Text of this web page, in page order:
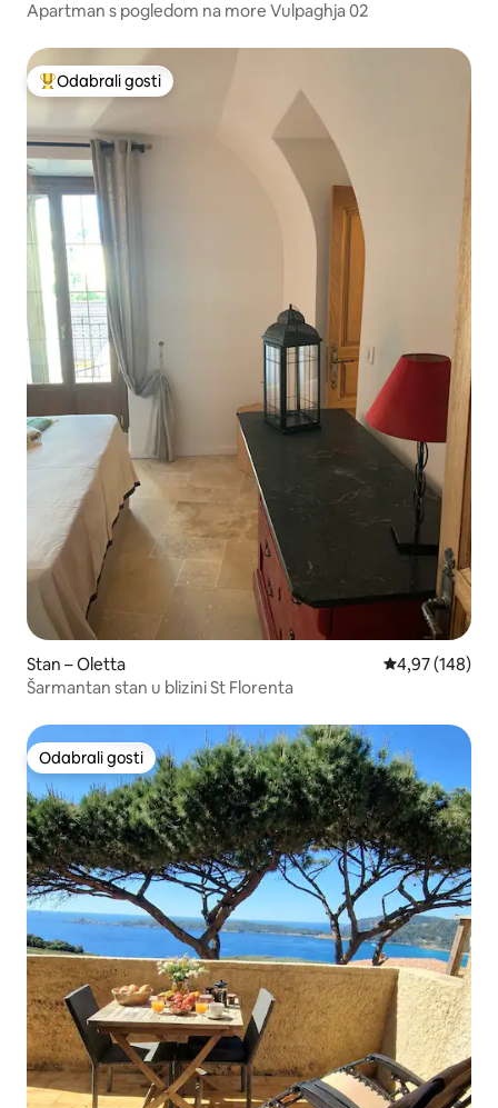
Apartman s pogledom na more Vulpaghja 02
Među najviše rangiranima s oznakom „Odabrali gosti”
Odabrali gosti
Stan – Oletta Prosječna
4,97 (148)
Šarmantan stan u blizini St Florenta
Odabrali gosti
Odabrali gosti